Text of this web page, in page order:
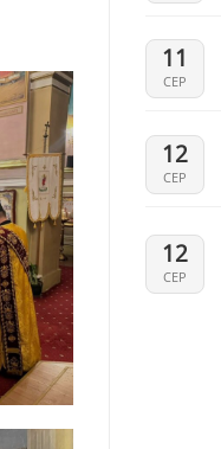
11
СЕР
12
СЕР
12
СЕР